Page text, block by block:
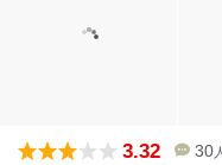
3.32 30 人